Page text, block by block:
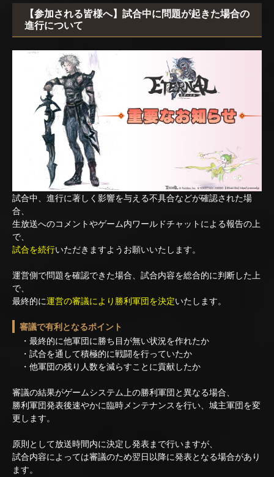
【参加される皆様へ】試合中に問題が起きた場合の
進行について
試合中、進行に著しく影響を与える不具合などが確認された場
合、
生放送へのコメントやゲーム内ワールドチャットによる報告の上
で、
試合を続行いただきますようお願いいたします。
運営側で問題を確認できた場合、試合内容を総合的に判断した上
で、
最終的に運営の審議により勝利軍団を決定いたします。
審議で有利となるポイント
・最終的に他軍団に勝ち目が無い状況を作れたか
・試合を通して積極的に戦闘を行っていたか
・他軍団の残り人数を減らすことに貢献したか
審議の結果がゲームシステム上の勝利軍団と異なる場合、
勝利軍団発表後速やかに臨時メンテナンスを行い、城主軍団を変
更します。
原則として放送時間内に決定し発表まで行いますが、
試合内容によっては審議のため翌日以降に発表となる場合があり
ます。